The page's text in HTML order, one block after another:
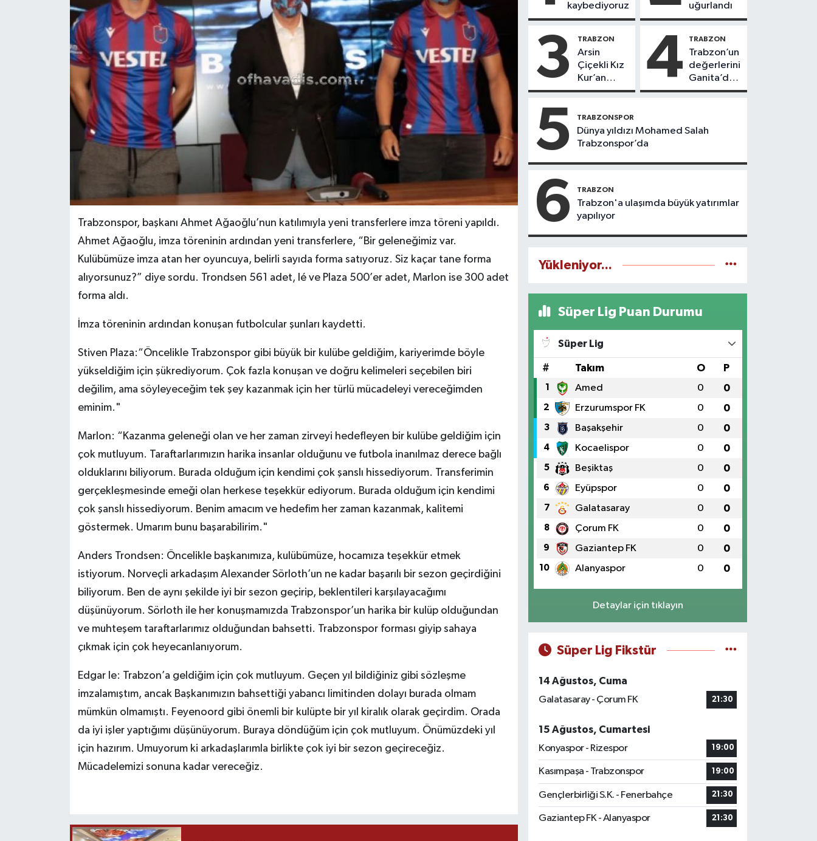
Trabzonspor, başkanı Ahmet Ağaoğlu’nun katılımıyla yeni transferlere imza töreni yapıldı.
Ahmet Ağaoğlu, imza töreninin ardından yeni transferlere, “Bir geleneğimiz var.
Kulübümüze imza atan her oyuncuya, belirli sayıda forma satıyoruz. Siz kaçar tane forma
alıyorsunuz?” diye sordu. Trondsen 561 adet, Ié ve Plaza 500’er adet, Marlon ise 300 adet
forma aldı.
İmza töreninin ardından konuşan futbolcular şunları kaydetti.
Stiven Plaza:“Öncelikle Trabzonspor gibi büyük bir kulübe geldiğim, kariyerimde böyle
yükseldiğim için şükrediyorum. Çok fazla konuşan ve doğru kelimeleri seçebilen biri
değilim, ama söyleyeceğim tek şey kazanmak için her türlü mücadeleyi vereceğimden
eminim."
Marlon: “Kazanma geleneği olan ve her zaman zirveyi hedefleyen bir kulübe geldiğim için
çok mutluyum. Taraftarlarımızın harika insanlar olduğunu ve futbola inanılmaz derece bağlı
olduklarını biliyorum. Burada olduğum için kendimi çok şanslı hissediyorum. Transferimin
gerçekleşmesinde emeği olan herkese teşekkür ediyorum. Burada olduğum için kendimi
çok şanslı hissediyorum. Benim amacım ve hedefim her zaman kazanmak, kalitemi
göstermek. Umarım bunu başarabilirim."
Anders Trondsen: Öncelikle başkanımıza, kulübümüze, hocamıza teşekkür etmek
istiyorum. Norveçli arkadaşım Alexander Sörloth’un ne kadar başarılı bir sezon geçirdiğini
biliyorum. Ben de aynı şekilde iyi bir sezon geçirip, beklentileri karşılayacağımı
düşünüyorum. Sörloth ile her konuşmamızda Trabzonspor’un harika bir kulüp olduğundan
ve muhteşem taraftarlarımız olduğundan bahsetti. Trabzonspor forması giyip sahaya
çıkmak için çok heyecanlanıyorum.
Edgar Ie: Trabzon’a geldiğim için çok mutluyum. Geçen yıl bildiğiniz gibi sözleşme
imzalamıştım, ancak Başkanımızın bahsettiği yabancı limitinden dolayı burada olmam
mümkün olmamıştı. Feyenoord gibi önemli bir kulüpte bir yıl kiralık olarak geçirdim. Orada
da iyi işler yaptığımı düşünüyorum. Buraya döndüğüm için çok mutluyum. Önümüzdeki yıl
için hazırım. Umuyorum ki arkadaşlarımla birlikte çok iyi bir sezon geçireceğiz.
Mücadelemizi sonuna kadar vereceğiz.
kaybediyoruz
uğurlandı
3 TRABZON
Arsin
Çiçekli Kız
Kur’an
Kursu’nda
icazet aldı
4 TRABZON
Trabzon’un
değerlerini
Ganita’da
yaşatıyoruz
5 TRABZONSPOR
Dünya yıldızı Mohamed Salah
Trabzonspor’da
6 TRABZON
Trabzon'a ulaşımda büyük yatırımlar
yapılıyor
Yükleniyor...
Süper Lig Puan Durumu
Süper Lig
# Takım O P
1 Amed 0 0
2 Erzurumspor FK 0 0
3 Başakşehir 0 0
4 Kocaelispor 0 0
5 Beşiktaş 0 0
6 Eyüpspor 0 0
7 Galatasaray 0 0
8 Çorum FK 0 0
9 Gaziantep FK 0 0
10 Alanyaspor 0 0
Detaylar için tıklayın
Süper Lig Fikstür
14 Ağustos, Cuma
Galatasaray - Çorum FK
21:30
15 Ağustos, Cumartesi
Konyaspor - Rizespor
19:00
Kasımpaşa - Trabzonspor 19:00
Gençlerbirliği S.K. - Fenerbahçe 21:30
Gaziantep FK - Alanyaspor 21:30